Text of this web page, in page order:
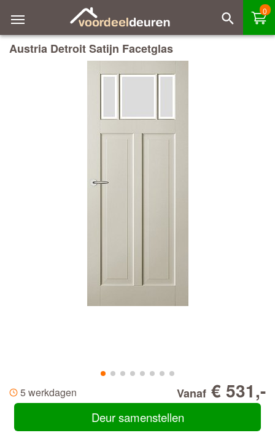
0
Austria Detroit Satijn Facetglas
5 werkdagen Vanaf € 531,-
Deur samenstellen